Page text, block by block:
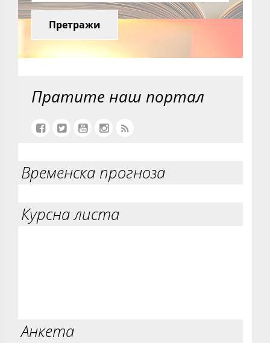
Претражи
Пратите наш портал
Временска прогноза
Курсна листа
Анкета